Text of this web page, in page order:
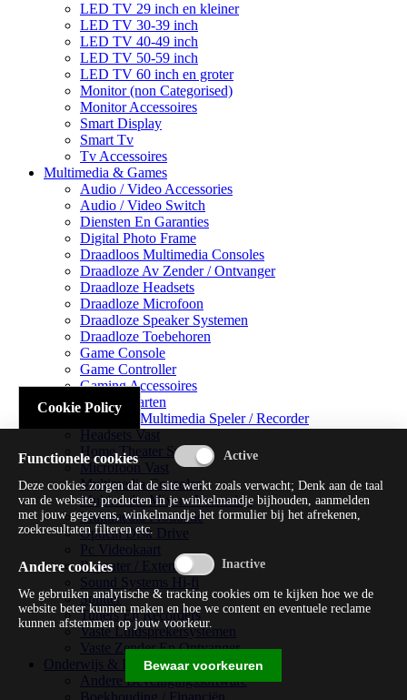
LED TV 29 inch en kleiner
LED TV 30-39 inch
LED TV 40-49 inch
LED TV 50-59 inch
LED TV 60 inch en groter
Monitor (non Categorised)
Monitor Accessoires
Smart Display
Smart Tv
Tv Accessoires
Multimedia & Games
Audio / Video Accessories
Audio / Video Switch
Diensten En Garanties
Digital Photo Frame
Draadloos Multimedia Consoles
Draadloze Av Zender / Ontvanger
Draadloze Headsets
Draadloze Microfoon
Draadloze Speaker Systemen
Draadloze Toebehoren
Game Console
Game Controller
Gaming Accessoires
Geluidskaarten
Handheld Multimedia Speler / Recorder
Headsets Vast
Home Theater Systems
Microfoon Vast
Multimedia Consoles
Multimedia Mixer / Versterker
Multimedia Productie
Optical Disk Drive
Pc Videokaart
Repeater / Extender
Sound Systems Hi-fi
Splitter
Tuners En Recorders
Vaste Luidsprekersystemen
Vaste Zender En Ontvanger
Onderwijs & Recreatie
Andere Beveiligingssoftware
Cookie Policy
Functionele cookies
Deze cookies zorgen dat de site werkt zoals verwacht; Denk aan de taal
van de website, producten in je winkelmandje bijhouden, aanmelden
met jouw gegevens, winkelmandje het formulier bij het afrekenen,
zoekresultaten filteren etc.
Andere cookies
We gebruiken analytische & tracking cookies om te kijken hoe we de
website beter kunnen maken en hoe we content en eventuele reclame
kunnen afstemmen op jouw voorkeur.
Bewaar voorkeuren